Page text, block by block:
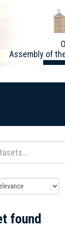
Assembly of
found